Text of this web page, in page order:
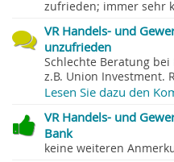
zufrieden; immer sehr
VR Handels- und
unzufrieden
Schlechte Beratung bei
z.B. Union Investment.
Lesen Sie dazu den
VR Handels- und
Bank
keine weiteren